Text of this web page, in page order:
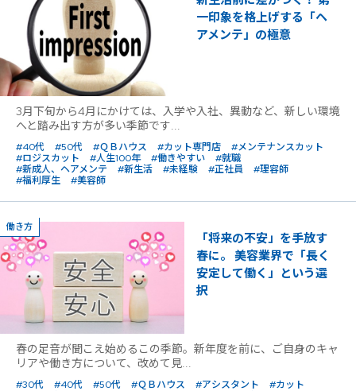
一印象を格上げする「ヘ
アメンテ」の極意
3月下旬から4月にかけては、入学や入社、異動など、新しい環境
へと踏み出す方が多い季節です...
#40代 #50代 #ＱＢハウス #カット専門店
#メンテナンスカット
#ロジスカット
#人生100年 #働きやすい
#就職
#新成人、ヘアメンテ
#新生活 #未経験 #正社員
#理容師
#福利厚生
#美容師
働き方
「将来の不安」を手放す
春に。 美容業界で「長く
安定して働く」という選
択
春の足音が聞こえ始めるこの季節。新年度を前に、ご自身のキャ
リアや働き方について、改めて見...
#30代 #40代 #50代 #ＱＢハウス #アシスタント
#カット